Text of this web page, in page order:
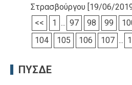
Στρασβούργου [19/06/
<<
1 ... 97 98 99
104
105 106 107 ...
ΠΥΣΔΕ